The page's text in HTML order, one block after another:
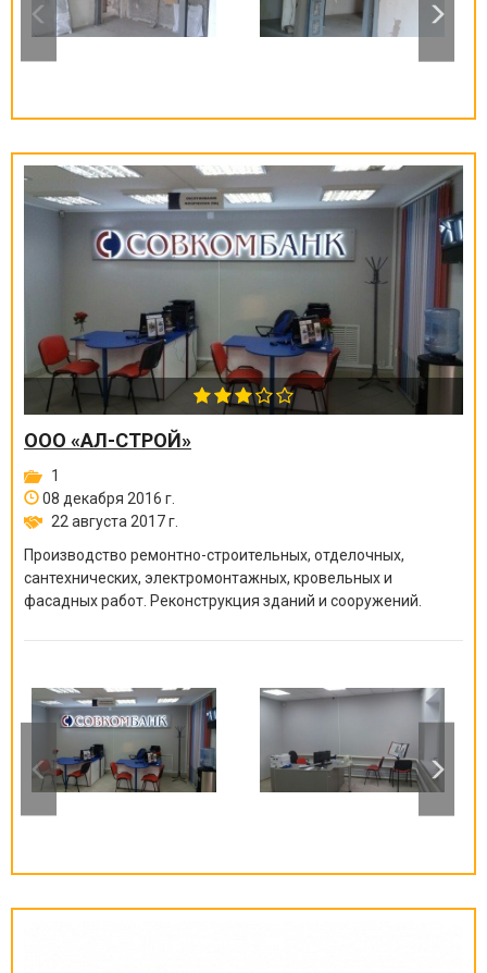
ООО «АЛ-СТРОЙ»
1
08 декабря 2016 г.
22 августа 2017 г.
Производство ремонтно-строительных, отделочных,
сантехнических, электромонтажных, кровельных и
фасадных работ. Реконструкция зданий и сооружений.